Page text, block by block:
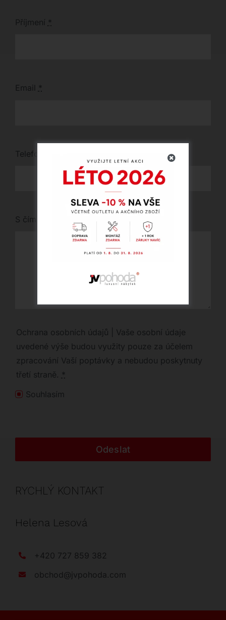
Příjmení *
Email *
Telefon
S čím vám můžeme pomoci?
Ochrana osobních údajů | Vaše osobní údaje
uvedené výše budou využity pouze za účelem
zpracování Vaší poptávky a nebudou poskytnuty
třetí straně. *
Souhlasím
Odeslat
RYCHLÝ KONTAKT
Helena Lesová
+420 727 859 382
obchod@jvpohoda.com